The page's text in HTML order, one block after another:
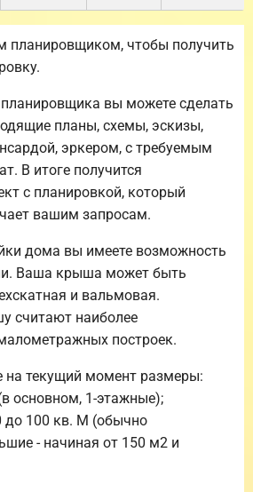
планировщиком, чтобы получить
вы можете сделать
планы, схемы, эскизы,
эркером, с требуемым
В итоге получится
с планировкой, который
вашим запросам.
дома вы имеете возможность
Ваша крыша может быть
и вальмовая.
считают наиболее
построек.
текущий момент размеры:
основном, 1-этажные);
до 100 кв. М (обычно
- начиная от 150 м2 и